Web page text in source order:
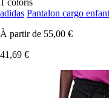
adidas Pantalon cargo
À partir de 55,00 €
41,69 €